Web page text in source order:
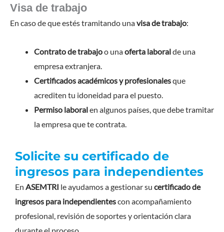
Visa de trabajo
En caso de que estés tramitando unavisa de trabajo:
Contrato de trabajoo unaoferta laboralde una
empresa extranjera.
Certificados académicos y profesionalesque
acrediten tu idoneidad para el puesto.
Permiso laboralen algunos países, que debe tramitar
la empresa que te contrata.
Solicite su certificado de
ingresos para independientes
En ASEMTRI le ayudamos a gestionar su certificado de
ingresos para independientescon acompañamiento
profesional, revisión de soportes y orientación clara